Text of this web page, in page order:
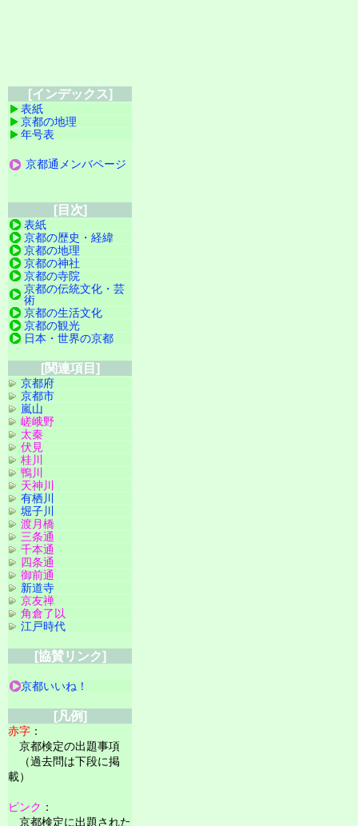
[インデックス]
表紙
京都の地理
年号表
京都通メンバページ
[目次]
表紙
京都の歴史・経緯
京都の地理
京都の神社
京都の寺院
京都の伝統文化・芸
術
京都の生活文化
京都の観光
日本・世界の京都
[関連項目]
京都府
京都市
嵐山
嵯峨野
太秦
伏見
桂川
鴨川
天神川
有栖川
堀子川
渡月橋
三条通
千本通
四条通
御前通
新道寺
京友禅
角倉了以
江戸時代
[協賛リンク]
京都いいね！
[凡例]
赤字 ：
京都検定の出題事項
（過去問は下段に掲
載）
ピンク ：
京都検定に出題された